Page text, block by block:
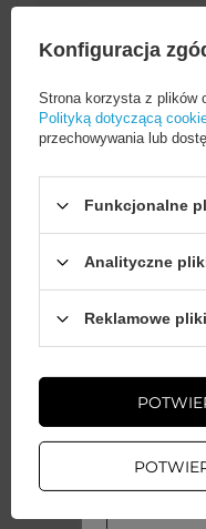
Zadaj pytanie a my
Wystarczy
Konfiguracja
Strona korzysta z plików
Polityką dotyczącą
przechowywania lub
Funkcjonalne
Analityczne
Reklamowe